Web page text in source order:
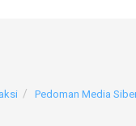
Pedoman Media